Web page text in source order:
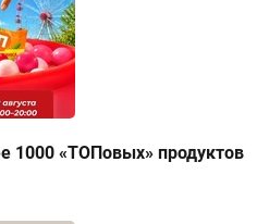
1000 «ТОПовых» продуктов